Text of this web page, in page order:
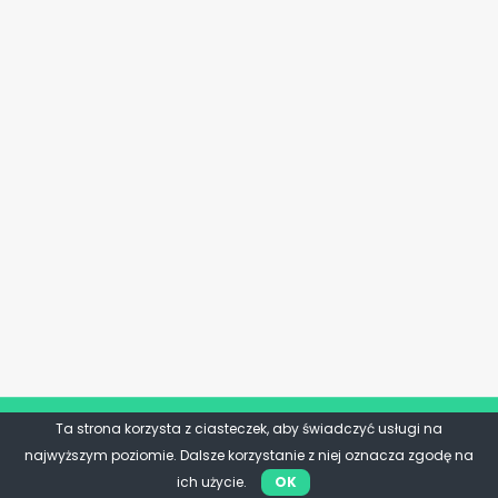
Ta strona korzysta z ciasteczek, aby świadczyć usługi na
najwyższym poziomie. Dalsze korzystanie z niej oznacza zgodę na
ich użycie.
OK